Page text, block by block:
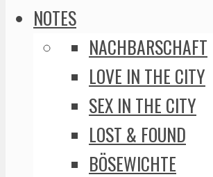
NOTES
NACHBARSCHAFT
LOVE IN THE CITY
SEX IN THE CITY
LOST & FOUND
BÖSEWICHTE